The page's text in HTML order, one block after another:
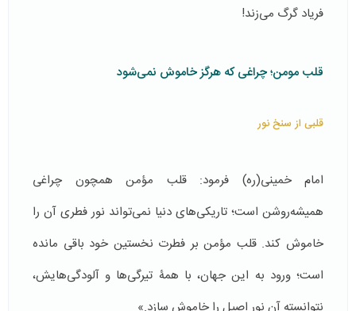
فریاد گرگ می‌زند!
قلب مومن؛ چراغی که هرگز خاموش نمی‌شود
قلبی از سنخ نور
امام خمینی(ره) فرمود: قلب مؤمن همچون چراغی
همیشه‌روشن است؛ تاریکی‌های دنیا نمی‌تواند نور فطری آن را
خاموش کند. قلب مؤمن بر فطرت نخستین خود باقی مانده
است؛ ورود به این جهان، با همۀ تیرگی‌ها و آلودگی‌هایش،